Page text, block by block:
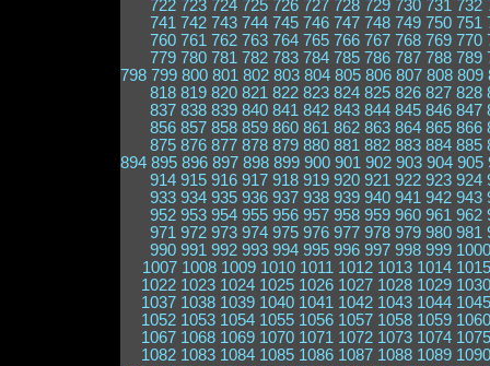
722 723 724 725 726 727 728 729 730 731 732
741 742 743 744 745 746 747 748 749 750 751
760 761 762 763 764 765 766 767 768 769 770
779 780 781 782 783 784 785 786 787 788 789
798 799 800 801 802 803 804 805 806 807 808 809
818 819 820 821 822 823 824 825 826 827 828
837 838 839 840 841 842 843 844 845 846 847
856 857 858 859 860 861 862 863 864 865 866
875 876 877 878 879 880 881 882 883 884 885
894 895 896 897 898 899 900 901 902 903 904 905
914 915 916 917 918 919 920 921 922 923 924
933 934 935 936 937 938 939 940 941 942 943
952 953 954 955 956 957 958 959 960 961 962
971 972 973 974 975 976 977 978 979 980 981
990 991 992 993 994 995 996 997 998 999 1000
1007 1008 1009 1010 1011 1012 1013 1014 1015
1022 1023 1024 1025 1026 1027 1028 1029 1030
1037 1038 1039 1040 1041 1042 1043 1044 1045
1052 1053 1054 1055 1056 1057 1058 1059 1060
1067 1068 1069 1070 1071 1072 1073 1074 1075
1082 1083 1084 1085 1086 1087 1088 1089 1090